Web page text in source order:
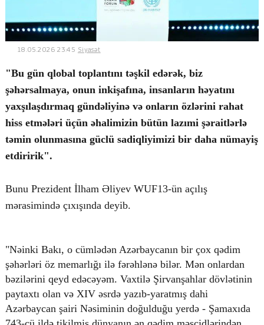
İdman
© 2026. Shownews.az
Created by Netservice.az
18.05.2026 23:45 Siyasət
"Bu gün qlobal toplantını təşkil edərək, biz
şəhərsalmaya, onun inkişafına, insanların həyatını
yaxşılaşdırmaq gündəliyinə və onların özlərini rahat
hiss etmələri üçün əhalimizin bütün lazımi şəraitlərlə
təmin olunmasına güclü sadiqliyimizi bir daha nümayiş
etdiririk".
Bunu Prezident İlham Əliyev WUF13-ün açılış
mərasimində çıxışında deyib.
"Nəinki Bakı, o cümlədən Azərbaycanın bir çox qədim
şəhərləri öz memarlığı ilə fərəhlənə bilər. Mən onlardan
bəzilərini qeyd edəcəyəm. Vaxtilə Şirvanşahlar dövlətinin
paytaxtı olan və XIV əsrdə yazıb-yaratmış dahi
Azərbaycan şairi Nəsiminin doğulduğu yerdə - Şamaxıda